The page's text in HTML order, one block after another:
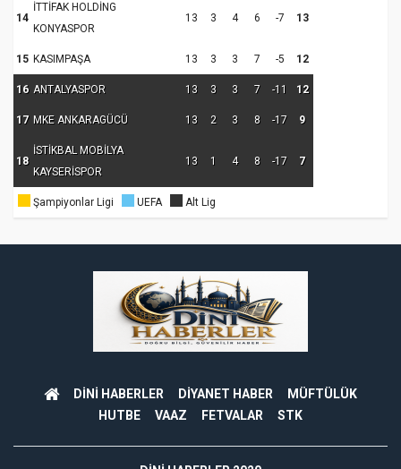
14
İTTİFAK HOLDİNG
KONYASPOR
13 3 4 6 -7 13
15 KASIMPAŞA 13 3 3 7 -5 12
16 ANTALYASPOR 13 3 3 7 -11 12
17 MKE ANKARAGÜCÜ 13 2 3 8 -17 9
18
İSTİKBAL MOBİLYA
KAYSERİSPOR
13 1 4 8 -17 7
Şampiyonlar Ligi UEFA Alt Lig
DİNİ HABERLER DİYANET HABER
MÜFTÜLÜK
HUTBE
VAAZ FETVALAR STK